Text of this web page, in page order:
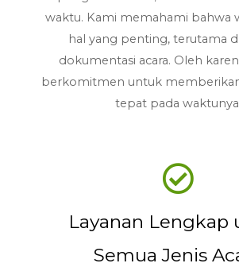
waktu. Kami memahami bahwa
hal yang penting, terutama
dokumentasi acara. Oleh
berkomitmen untuk
tepat pada
Layanan Lengkap
Semua Jenis